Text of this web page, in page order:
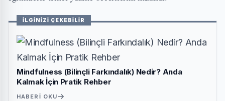
İLGİNİZİ ÇEKEBİLİR
Mindfulness (Bilinçli Farkındalık) Nedir? Anda
Kalmak İçin Pratik Rehber
HABERI OKU